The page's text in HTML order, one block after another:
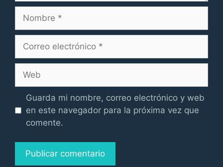
Nombre
Correo
Web
Guarda mi nombre, correo electrónico y web
en este navegador para la próxima vez que
comente.